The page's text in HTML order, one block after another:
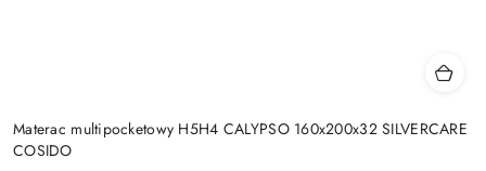
Materac multipocketowy H5H4 CALYPSO 160x200x32 SILVERCARE
COSIDO